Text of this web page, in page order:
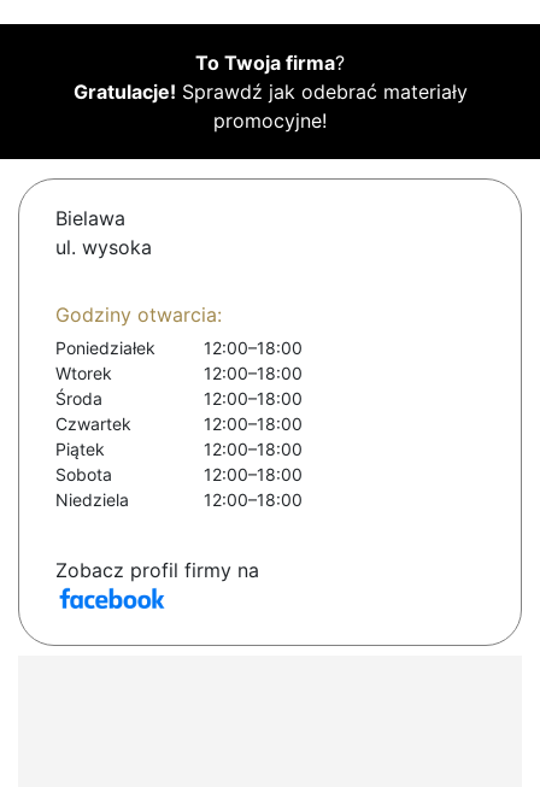
To Twoja firma?
Gratulacje! Sprawdź jak odebrać materiały
promocyjne!
Bielawa
ul. wysoka
Godziny otwarcia:
Poniedziałek
12:00–18:00
Wtorek
12:00–18:00
Środa
12:00–18:00
Czwartek
12:00–18:00
Piątek
12:00–18:00
Sobota
12:00–18:00
Niedziela
12:00–18:00
Zobacz profil firmy na